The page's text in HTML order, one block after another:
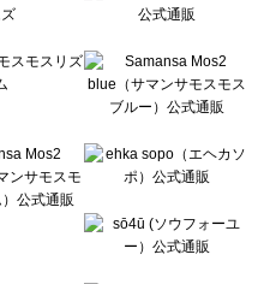
スカート一覧
一覧
ート一覧